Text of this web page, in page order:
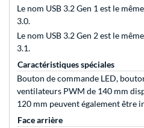
Le nom USB 3.2 Gen 1 est le
3.0.
Le nom USB 3.2 Gen 2 est le
3.1.
Caractéristiques spéciales
Bouton de commande LED,
ventilateurs PWM de 140 mm
120 mm peuvent également être
Face arrière